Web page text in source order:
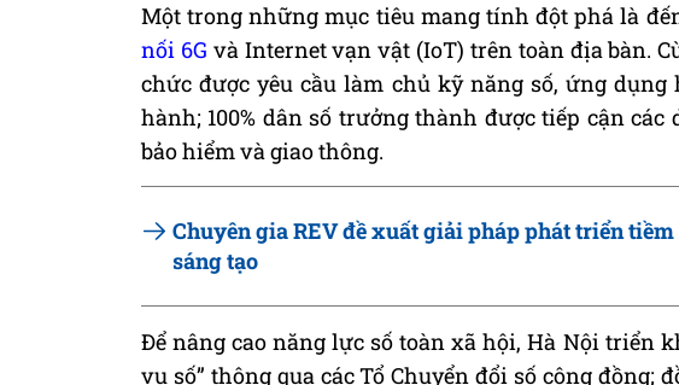
Một trong những mục tiêu mang tính đột phá là
nối 6G và Internet vạn vật (IoT) trên toàn địa bàn.
chức được yêu cầu làm chủ kỹ năng số, ứng
hành; 100% dân số trưởng thành được tiếp cận
bảo hiểm và giao thông.
Chuyên gia REV đề xuất giải pháp phát triển
sáng tạo
Để nâng cao năng lực số toàn xã hội, Hà Nội triển
vụ số” thông qua các Tổ Chuyển đổi số cộng